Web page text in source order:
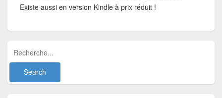
Existe aussi en version Kindle à prix réduit !